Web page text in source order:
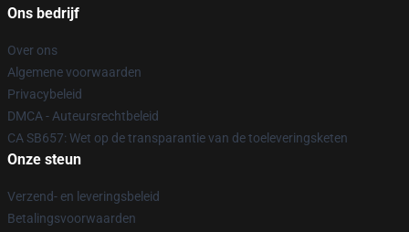
Ons bedrijf
Over ons
Algemene voorwaarden
Privacybeleid
DMCA - Auteursrechtbeleid
CA SB657: Wet op de transparantie van de toeleveringsketen
Onze steun
Verzend- en leveringsbeleid
Betalingsvoorwaarden